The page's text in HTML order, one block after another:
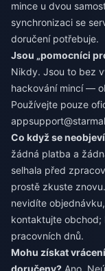
mince u dvou
synchronizaci se
doručení potřebuje.
Jsou „pomocníci
Nikdy. Jsou to bez
hackování mincí —
Používejte pouze
Co když se
žádná platba a
selhala před
prostě zkuste
nevidíte
kontaktujte obchod;
pracovních dnů.
Mohu získat